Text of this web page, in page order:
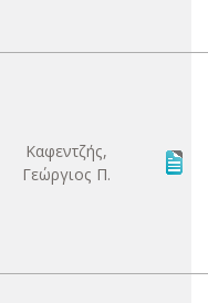
Καφεντζής,
Γεώργιος Π.